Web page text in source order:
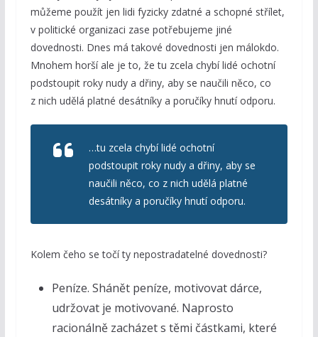
můžeme použít jen lidi fyzicky zdatné a schopné střílet,
v politické organizaci zase potřebujeme jiné
dovednosti. Dnes má takové dovednosti jen málokdo.
Mnohem horší ale je to, že tu zcela chybí lidé ochotní
podstoupit roky nudy a dřiny, aby se naučili něco, co
z nich udělá platné desátníky a poručíky hnutí odporu.
…tu zcela chybí lidé ochotní
podstoupit roky nudy a dřiny, aby se
naučili něco, co z nich udělá platné
desátníky a poručíky hnutí odporu.
Kolem čeho se točí ty nepostradatelné dovednosti?
Peníze. Shánět peníze, motivovat dárce,
udržovat je motivované. Naprosto
racionálně zacházet s těmi částkami, které